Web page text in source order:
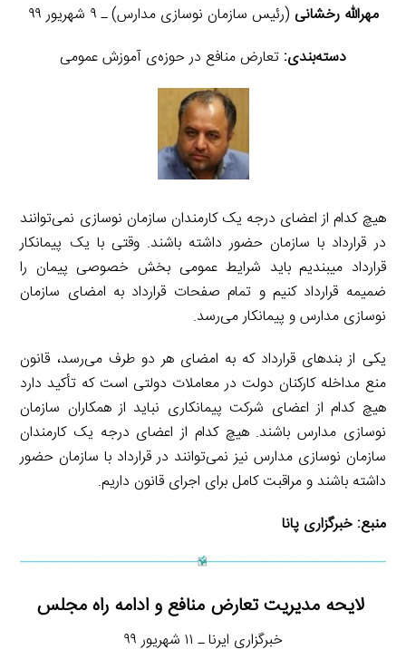
مهرالله رخشانی (رئیس سازمان نوسازی مدارس) ـ ۹ شهریور ۹۹
دسته‌بندی: تعارض منافع در حوزه‌ی آموزش عمومی
هیچ کدام از اعضای درجه یک کارمندان سازمان نوسازی نمی‌توانند
در قرارداد با سازمان حضور داشته باشند. وقتی با یک پیمانکار
قرارداد میبندیم باید شرایط عمومی بخش خصوصی پیمان را
ضمیمه قرارداد کنیم و تمام صفحات قرارداد به امضای سازمان
نوسازی مدارس و پیمانکار می‌رسد.
یکی از بندهای قرارداد که به امضای هر دو طرف می‌رسد، قانون
منع مداخله کارکنان دولت در معاملات دولتی است که تأکید دارد
هیچ کدام از اعضای شرکت پیمانکاری نباید از همکاران سازمان
نوسازی مدارس باشند. هیچ کدام از اعضای درجه یک کارمندان
سازمان نوسازی مدارس نیز نمی‌توانند در قرارداد با سازمان حضور
داشته باشند و مراقبت کامل برای اجرای قانون داریم.
منبع: خبرگزاری پانا
لایحه مدیریت تعارض منافع و ادامه راه مجلس
خبرگزاری ایرنا ـ ۱۱ شهریور ۹۹